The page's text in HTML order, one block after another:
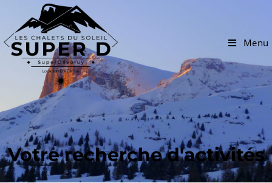
Menu
Votre recherche d'activités